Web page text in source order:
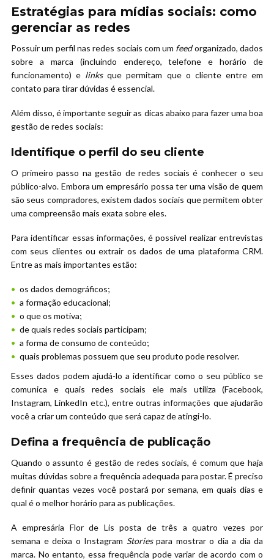
Estratégias para mídias sociais: como
gerenciar as redes
Possuir um perfil nas redes sociais com um feedorganizado, dados
sobre a marca (incluindo endereço, telefone e horário de
funcionamento) e linksque permitam que o cliente entre em
contato para tirar dúvidas é essencial.
Além disso, é importante seguir as dicas abaixo para fazer uma boa
gestão de redes sociais:
Identifique o perfil do seu cliente
O primeiro passo na gestão de redes sociais é conhecer o seu
público-alvo. Embora um empresário possa ter uma visão de quem
são seus compradores, existem dados sociais que permitem obter
uma compreensão mais exata sobre eles.
Para identificar essas informações, é possível realizar entrevistas
com seus clientes ou extrair os dados de uma plataforma CRM.
Entre as mais importantes estão:
os dados demográficos;
a formação educacional;
o que os motiva;
de quais redes sociais participam;
a forma de consumo de conteúdo;
quais problemas possuem que seu produto pode resolver.
Esses dados podem ajudá-lo a identificar como o seu público se
comunica e quais redes sociais ele mais utiliza (Facebook,
Instagram, LinkedIn etc.), entre outras informações que ajudarão
você a criar um conteúdo que será capaz de atingi-lo.
Defina a frequência de publicação
Quando o assunto é gestão de redes sociais, é comum que haja
muitas dúvidas sobre a frequência adequada para postar. É preciso
definir quantas vezes você postará por semana, em quais dias e
qual é o melhor horário para as publicações.
A empresária Flor de Lis posta de três a quatro vezes por
semana e deixa o Instagram Storiespara mostrar o dia a dia da
marca. No entanto, essa frequência pode variar de acordo com o